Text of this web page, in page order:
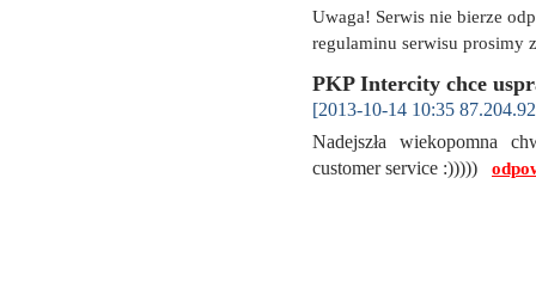
Uwaga! Serwis nie bierze
regulaminu serwisu prosimy
PKP Intercity chce
[2013-10-14 10:35
Nadejszła wiekopomna
customer service :)))))